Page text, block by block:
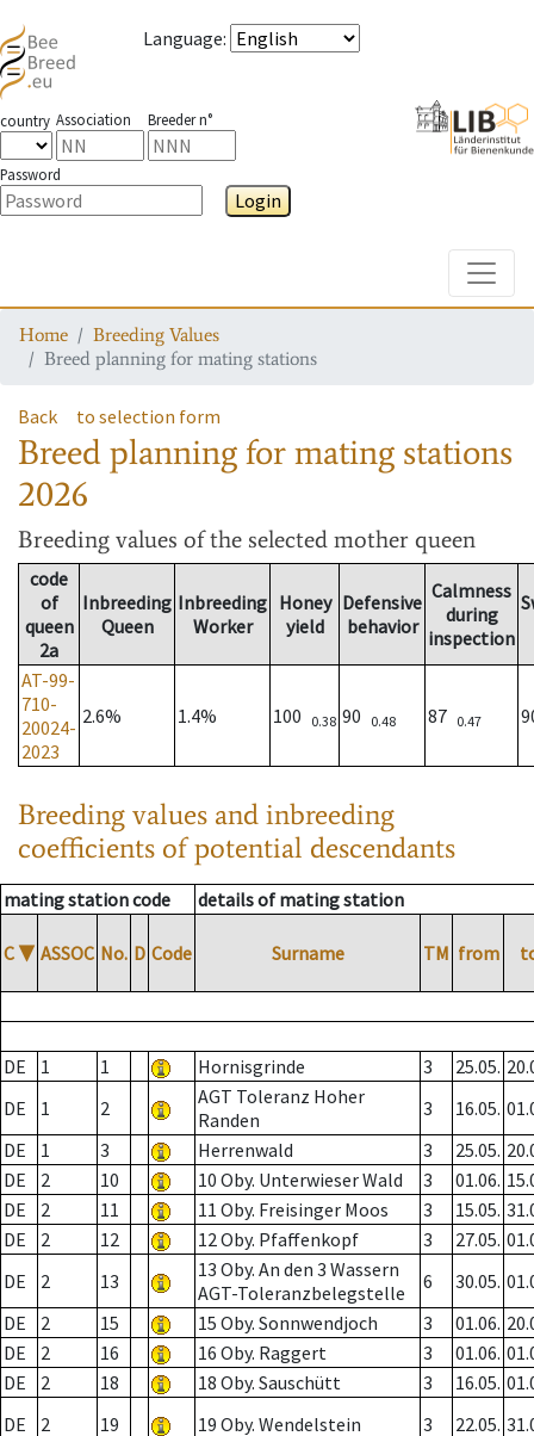
Language:
country Association Breeder n°
Password
Login
Home
Breeding Values
Breed planning for mating stations
Back to selection form
Breed planning for mating stations
2026
Breeding values of the selected mother queen
code
of
queen
2a
Inbreeding
Queen
Inbreeding
Worker
Honey
yield
Defensive
behavior
Calmness
during
inspection
AT-99-
710-
20024-
2023
2.6% 1.4% 100 0.38 90 0.48 87 0.47
Breeding values and inbreeding
coefficients of potential descendants
mating station code details of mating station
C ▼ ASSOC No. D Code Surname TM from
DE 1 1 Hornisgrinde 3 25.05.
DE
1 2
AGT Toleranz Hoher
Randen
3 16.05.
DE
1 3 Herrenwald 3 25.05.
DE
2 10 10 Oby. Unterwieser Wald 3 01.06.
DE
2 11 11 Oby. Freisinger Moos 3 15.05.
DE
2 12 12 Oby. Pfaffenkopf 3 27.05.
DE
2 13
13 Oby. An den 3 Wassern
AGT-Toleranzbelegstelle
6 30.05.
DE
2 15 15 Oby. Sonnwendjoch 3 01.06.
DE
2 16 16 Oby. Raggert 3 01.06.
DE
2 18 18 Oby. Sauschütt 3 16.05.
DE
2 19 19 Oby. Wendelstein 3 22.05.